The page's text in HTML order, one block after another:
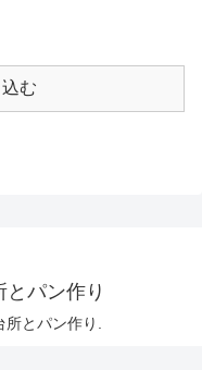
む
パン作り
とパン作り.